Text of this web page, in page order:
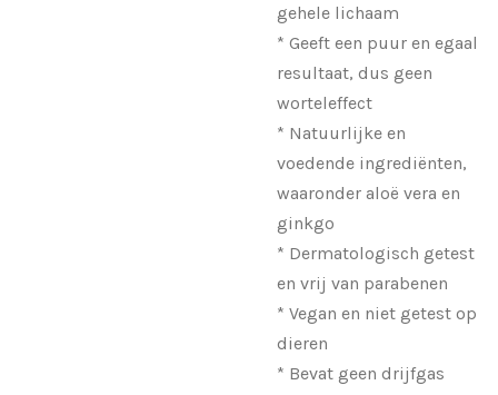
gehele lichaam
* Geeft een puur en egaal
resultaat, dus geen
worteleffect
* Natuurlijke en
voedende ingrediënten,
waaronder aloë vera en
ginkgo
* Dermatologisch getest
en vrij van parabenen
* Vegan en niet getest op
dieren
* Bevat geen drijfgas